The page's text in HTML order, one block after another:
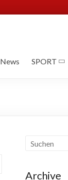
News SPORT
Archive